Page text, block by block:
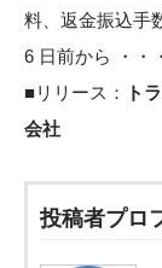
料、返金振込手
6 日前から ・・
■リリース：
ト
会社
投稿者プロ